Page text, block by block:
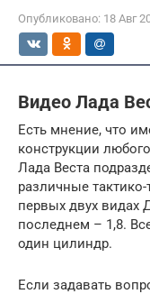
Опубликовано: 18 Авг
Видео Лада
Есть мнение, что
конструкции
Лада Веста
различные тактико-
первых двух видах
последнем – 1,8.
один цилиндр.
Если задавать